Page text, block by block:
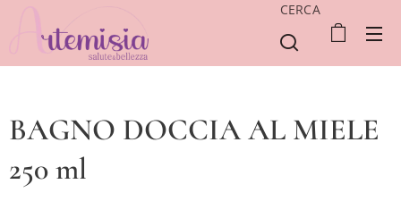
CERCA
BAGNO DOCCIA AL MIELE
250 ml